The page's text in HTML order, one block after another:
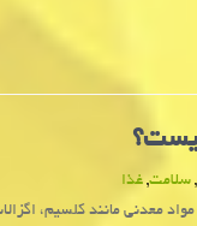
, سلامت, غذا
معدنی مانند کلسیم،